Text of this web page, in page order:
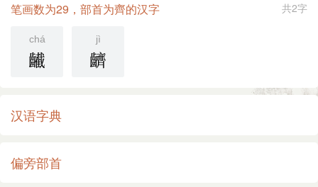
共2字
笔画数为29，部首为齊的汉字
chá
䶪
jì
䶩
汉语字典
偏旁部首